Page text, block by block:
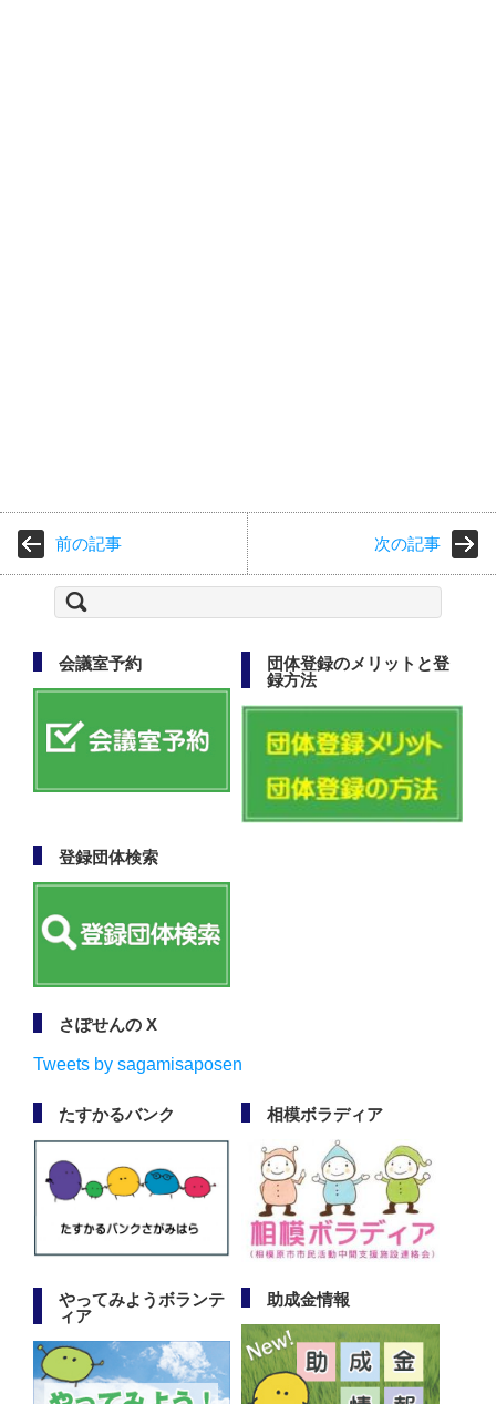
前の記事 次の記事
検
索:
会議室予約
団体登録のメリットと登
録方法
登録団体検索
さぽせんの X
Tweets by sagamisaposen
たすかるバンク 相模ボラディア
やってみようボランテ
ィア
助成金情報